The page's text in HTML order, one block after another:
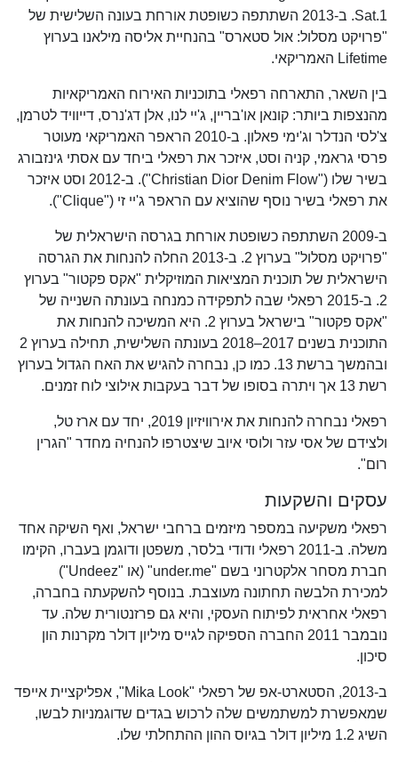
Sat.1. ב-2013 השתתפה כשופטת אורחת בעונה השלישית של
"פרויקט מסלול: אול סטארס" בהנחיית אליסה מילאנו בערוץ
Lifetime האמריקאי.
בין השאר, התארחה רפאלי בתוכניות האירוח האמריקאיות
מהנצפות ביותר: קונאן או'בריין, ג'יי לנו, אלן דג'נרס, דייוויד לטרמן,
צ'לסי הנדלר וג'ימי פאלון. ב-2010 הראפר האמריקאי מעוטר
פרסי גראמי, קניה וסט, איזכר את רפאלי ביחד עם אסתי גינזבורג
בשיר שלו ("Christian Dior Denim Flow"). ב-2012 וסט איזכר
את רפאלי בשיר נוסף שהוציא עם הראפר ג'יי זי ("Clique").
ב-2009 השתתפה כשופטת אורחת בגרסה הישראלית של
"פרויקט מסלול" בערוץ 2. ב-2013 החלה להנחות את הגרסה
הישראלית של תוכנית המציאות המוזיקלית "אקס פקטור" בערוץ
2. ב-2015 רפאלי שבה לתפקידה כמנחה בעונתה השנייה של
"אקס פקטור" בישראל בערוץ 2. היא המשיכה להנחות את
התוכנית בשנים 2017–2018 בעונתה השלישית, תחילה בערוץ 2
ובהמשך ברשת 13. כמו כן, נבחרה להגיש את האח הגדול בערוץ
רשת 13 אך ויתרה בסופו של דבר בעקבות אילוצי לוח זמנים.
רפאלי נבחרה להנחות את אירוויזיון 2019, יחד עם ארז טל,
ולצידם של אסי עזר ולוסי איוב שיצטרפו להנחיה מחדר "הגרין
רום".
עסקים והשקעות
רפאלי משקיעה במספר מיזמים ברחבי ישראל, ואף השיקה אחד
משלה. ב-2011 רפאלי ודודי בלסר, משפטן ודוגמן בעברו, הקימו
חברת מסחר אלקטרוני בשם "under.me" (או "Undeez")
למכירת הלבשה תחתונה מעוצבת. בנוסף להשקעתה בחברה,
רפאלי אחראית לפיתוח העסקי, והיא גם פרזנטורית שלה. עד
נובמבר 2011 החברה הספיקה לגייס מיליון דולר מקרנות הון
סיכון.
ב-2013, הסטארט-אפ של רפאלי "Mika Look", אפליקציית אייפד
שמאפשרת למשתמשים שלה לרכוש בגדים שדוגמניות לבשו,
השיג 1.2 מיליון דולר בגיוס ההון ההתחלתי שלו.